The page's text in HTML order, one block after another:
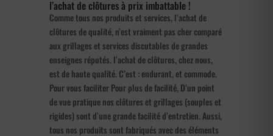
l’achat de clôtures à prix imbattable !
Comme tous nos produits et services, l’achat de
clôtures de qualité, n’est vraiment pas cher comparé
aux grillages et services discutables de grandes
enseignes réputés. l’achat de clôtures, chez nous,
est de haute qualité. C’est : endurant, et commode.
Pour vous faciliter Pour plus de facilité, D’un point
de vue pratique nos clôtures et grillages (souples et
rigides) sont d’une grande facilité d’entretien. Aussi,
tous nos produits sont fabriqués avec des éléments